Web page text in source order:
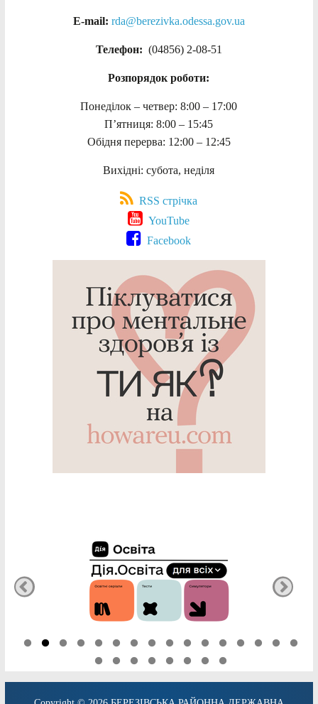
E-mail: rda@berezivka.odessa.gov.ua
Телефон: (04856) 2-08-51
Розпорядок роботи:
Понеділок – четвер: 8:00 – 17:00
П’ятниця: 8:00 – 15:45
Обідня перерва: 12:00 – 12:45
Вихідні: субота, неділя
RSS стрічка
YouTube
Facebook